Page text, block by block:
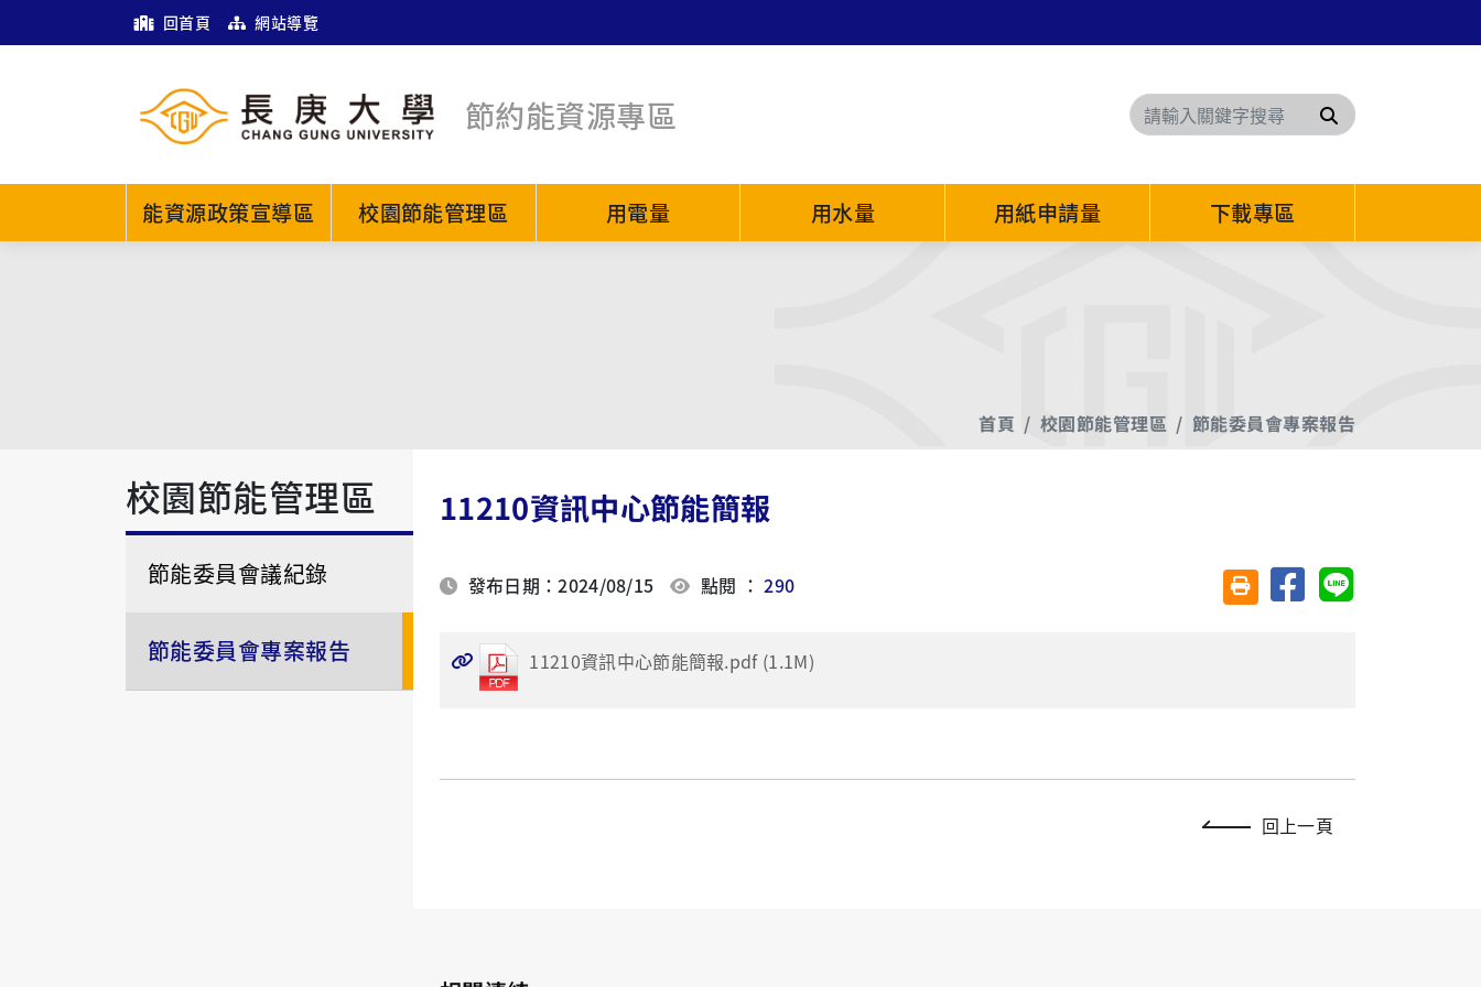
回首頁 網站導覽
節約能資源專區 搜尋
能資源政策宣導區 校園節能管理區 用電量 用水量 用紙申請量 下載專區
首頁 校園節能管理區 節能委員會專案報告
校園節能管理區
節能委員會議紀錄
節能委員會專案報告
11210資訊中心節能簡報
發布日期：2024/08/15 點閱 ：290 友善列印(另開視窗)
分享至臉書分享至 Line
11210資訊中心節能簡報.pdf (1.1M)
回上一頁